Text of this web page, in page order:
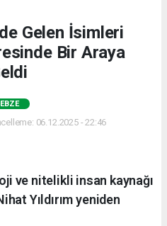
Gelen İsimleri
Bir Araya
06.12.2025 - 22:46
ve nitelikli insan kaynağı
Yıldırım yeniden